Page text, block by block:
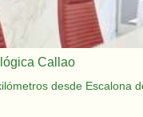
Callao
desde Escalona